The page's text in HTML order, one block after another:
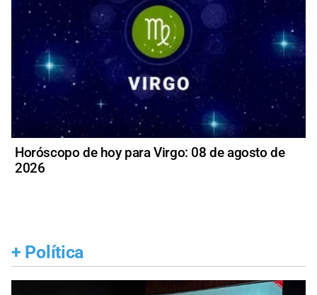
Horóscopo de hoy para Virgo: 08 de agosto de
2026
+ Política